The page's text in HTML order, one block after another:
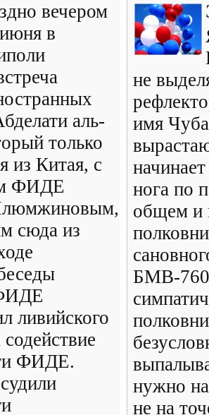
вечером
в
аль-
только
из Китая, с
ФИДЕ
сюда из
ливийского
ФИДЕ.
не
имя
нога по
общем и
БМВ-
нужно на
не на